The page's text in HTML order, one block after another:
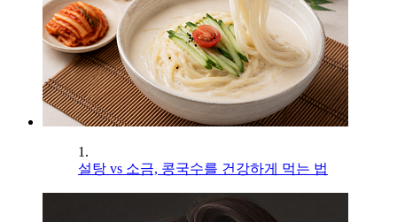
1.
설탕 vs 소금, 콩국수를 건강하게 먹는 법